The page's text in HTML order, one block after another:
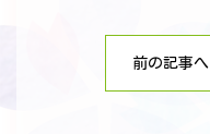
前の記事へ